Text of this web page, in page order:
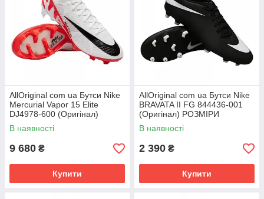
AllOriginal com ua Бутси Nike
Mercurial Vapor 15 Elite
DJ4978-600 (Оригінал)
РОЗМІРИ ЗАПИТУЙТЕ
В наявності
9 680 ₴
Купити
AllOriginal com ua Бутси Nike
BRAVATA II FG 844436-001
(Оригінал) РОЗМІРИ
ЗАПИТУЙТЕ
В наявності
2 390 ₴
Купити